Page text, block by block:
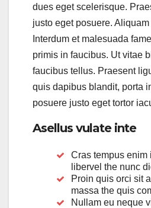
dues eget scelerisque.
justo eget posuere.
Interdum et malesuada
primis in faucibus. Ut vitae
faucibus tellus. Praesent
quis dapibus blandit, porta
posuere justo eget tortor
Asellus vulate inte
Cras tempus enim
libervel the nunc
Proin quis orci sit
massa the quis
Nullam eu neque